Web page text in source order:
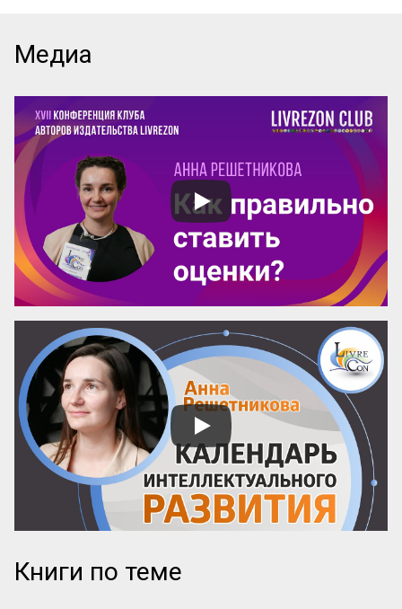
отряды и командиры, имеются они и в
других колониях, разбросанных по
Украине.
Разумеется, очень мало общего можно
найти между отрядами горьковцев эпохи
1927-1928 годов или отрядами
коммунаров дзержинцев и первыми
отрядами Задорова и Буруна. Но нечто
основное было уже и зимой двадцать
третьего года. Принципиаль...
Медиа
Книги по теме